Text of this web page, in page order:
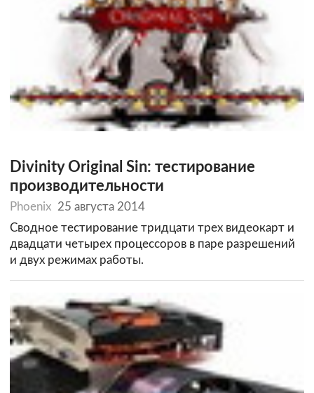
Divinity Original Sin: тестирование
производительности
Phoenix 25 августа 2014
Сводное тестирование тридцати трех видеокарт и
двадцати четырех процессоров в паре разрешений
и двух режимах работы.